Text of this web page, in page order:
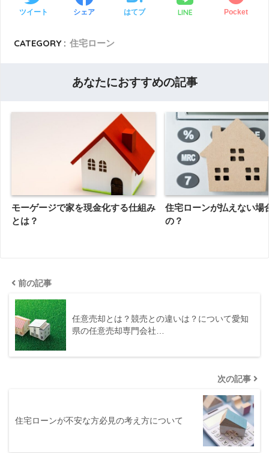
ツイート シェア はてブ LINE Pocket
CATEGORY : 住宅ローン
あなたにおすすめの記事
モーゲージで家を現金化する仕組み
とは？
住宅ローンが払えない場
の？
前の記事
任意売却とは？競売との違いは？について愛知
県の任意売却専門会社…
次の記事
住宅ローンが不安な方必見の考え方について